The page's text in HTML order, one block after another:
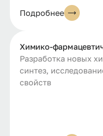
Подробнее
Химико-
Разработка новых
синтез,
свойств